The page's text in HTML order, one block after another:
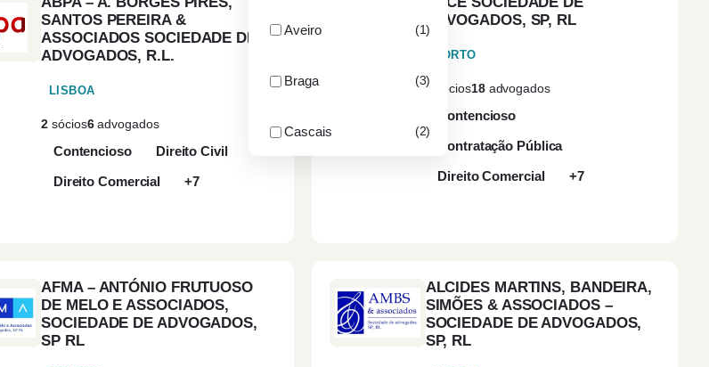
Aveiro (1)
Braga (3)
Cascais (2)
(1)
Figueira da Foz (1)
SANTOS PEREIRA &
ASSOCIADOS SOCIEDADE DE
ADVOGADOS, R.L.
LISBOA
2 sócios6advogados
Contencioso
Direito Civil
Direito Comercial
+7
ADVOGADOS, SP, RL
PORTO
3 sócios18advogados
Contencioso
Contratação Pública
Direito Comercial
+7
AFMA – ANTÓNIO FRUTUOSO
DE MELO E ASSOCIADOS,
SOCIEDADE DE ADVOGADOS,
SP RL
ALCIDES MARTINS, BANDEIRA,
SIMÕES & ASSOCIADOS –
SOCIEDADE DE ADVOGADOS,
SP, RL